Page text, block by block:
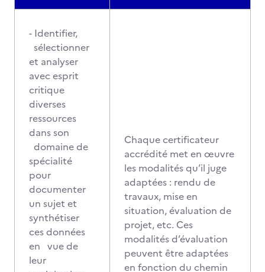
- Identifier,
sélectionner
et analyser
avec esprit
critique
diverses
ressources
dans son
domaine de
spécialité
pour
documenter
un sujet et
synthétiser
ces données
en vue de
leur
Chaque certificateur
accrédité met en œuvre
les modalités qu’il juge
adaptées : rendu de
travaux, mise en
situation, évaluation de
projet, etc. Ces
modalités d’évaluation
peuvent être adaptées
en fonction du chemin